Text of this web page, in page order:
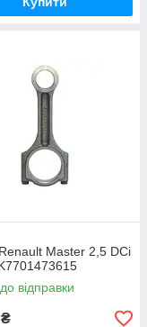
Master 2,5 DCi
відправки
₴